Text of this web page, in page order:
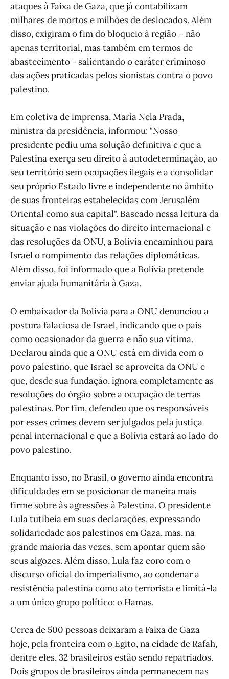
ataques à Faixa de Gaza, que já contabilizam
milhares de mortos e milhões de deslocados. Além
disso, exigiram o fim do bloqueio à região – não
apenas territorial, mas também em termos de
abastecimento - salientando o caráter criminoso
das ações praticadas pelos sionistas contra o povo
palestino.
Em coletiva de imprensa, María Nela Prada,
ministra da presidência, informou: "Nosso
presidente pediu uma solução definitiva e que a
Palestina exerça seu direito à autodeterminação, ao
seu território sem ocupações ilegais e a consolidar
seu próprio Estado livre e independente no âmbito
de suas fronteiras estabelecidas com Jerusalém
Oriental como sua capital". Baseado nessa leitura da
situação e nas violações do direito internacional e
das resoluções da ONU, a Bolívia encaminhou para
Israel o rompimento das relações diplomáticas.
Além disso, foi informado que a Bolívia pretende
enviar ajuda humanitária à Gaza.
O embaixador da Bolívia para a ONU denunciou a
postura falaciosa de Israel, indicando que o país
como ocasionador da guerra e não sua vítima.
Declarou ainda que a ONU está em dívida com o
povo palestino, que Israel se aproveita da ONU e
que, desde sua fundação, ignora completamente as
resoluções do órgão sobre a ocupação de terras
palestinas. Por fim, defendeu que os responsáveis
por esses crimes devem ser julgados pela justiça
penal internacional e que a Bolívia estará ao lado do
povo palestino.
Enquanto isso, no Brasil, o governo ainda encontra
dificuldades em se posicionar de maneira mais
firme sobre às agressões à Palestina. O presidente
Lula tutibeia em suas declarações, expressando
solidariedade aos palestinos em Gaza, mas, na
grande maioria das vezes, sem apontar quem são
seus algozes. Além disso, Lula faz coro com o
discurso oficial do imperialismo, ao condenar a
resistência palestina como ato terrorista e limitá-la
a um único grupo político: o Hamas.
Cerca de 500 pessoas deixaram a Faixa de Gaza
hoje, pela fronteira com o Egito, na cidade de Rafah,
dentre eles, 32 brasileiros estão sendo repatriados.
Dois grupos de brasileiros ainda permanecem nas